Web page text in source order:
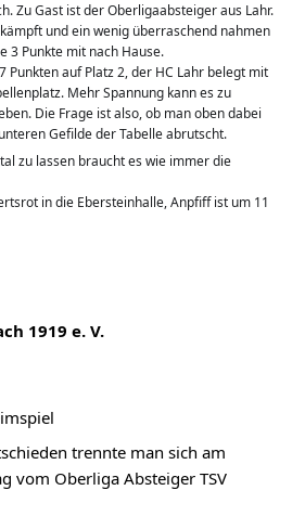
Zu Gast ist der Oberligaabsteiger aus Lahr.
und ein wenig überraschend nahmen
3 Punkte mit nach Hause.
Punkten auf Platz 2, der HC Lahr belegt mit
Mehr Spannung kann es zu
Die Frage ist also, ob man oben dabei
Gefilde der Tabelle abrutscht.
zu lassen braucht es wie immer die
in die Ebersteinhalle, Anpfiff ist um 11
1919 e. V.
trennte man sich am
vom Oberliga Absteiger TSV